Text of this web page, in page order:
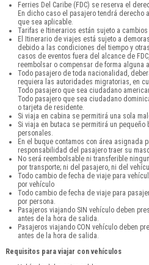
Ferries Del Caribe (FDC) se reserva el
En dicho caso el pasajero tendrá derecho
que sea aplicable.
Tarifas e Itinerarios están sujeto a
El Itinerario de viajes está sujeto a
debido a las condiciones del tiempo y
casos de eventos fuera del alcance de
reembolsar o compensar de forma alguna
Todo pasajero de toda nacionalidad,
requiera las autoridades migratorias, en
Todo pasajero que sea ciudadano
Todo pasajero que sea ciudadano
o tarjeta de residente.
Si viaja en cabina se permitirá una sola
Si viaja en butaca se permitirá un
personales.
En el buque contamos con área asignada
responsabilidad del pasajero traer su
No será reembolsable ni transferible
por transporte; ni del pasajero, ni del
Todo cambio de fecha de viaje para
por vehículo
Todo cambio de fecha de viaje para
por persona.
Pasajeros viajando SIN vehículo deben
antes de la hora de salida.
Pasajeros viajando CON vehículo deben
antes de la hora de salida.
Requisitos para viajar con vehículos